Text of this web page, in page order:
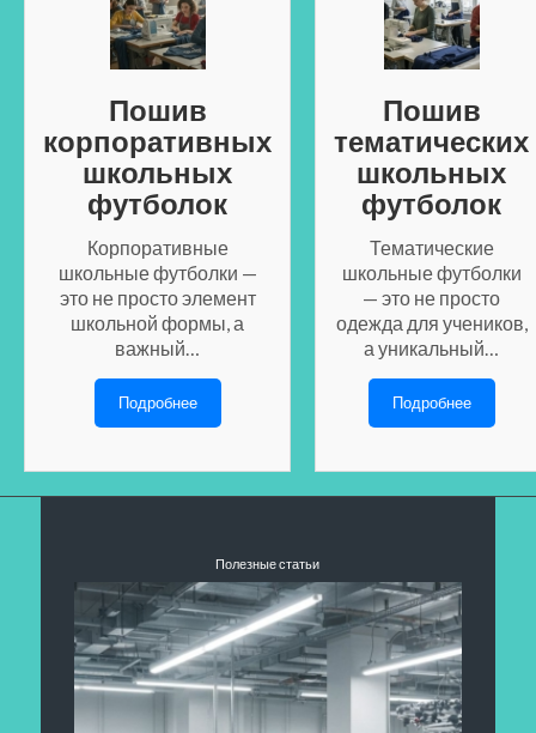
Пошив
корпоративных
школьных
футболок
Корпоративные
школьные футболки —
это не просто элемент
школьной формы, а
важный…
Подробнее
Пошив
тематических
школьных
футболок
Тематические
школьные футболки
— это не просто
одежда для учеников,
а уникальный…
Подробнее
Полезные статьи